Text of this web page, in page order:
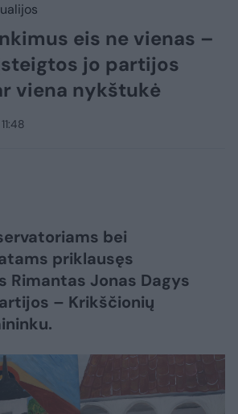
eis ne vienas –
jo partijos
viena nykštukė
bei
priklausęs
Rimantas Jonas Dagys
– Krikščionių